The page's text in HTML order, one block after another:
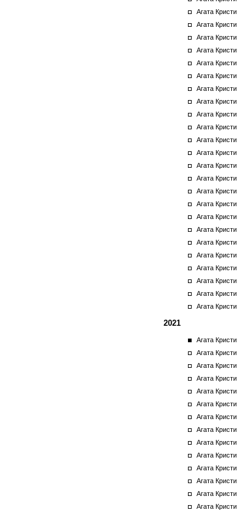
Агата Кристи
Агата Кристи
Агата Кристи
Агата Кристи
Агата Кристи
Агата Кристи
Агата Кристи
Агата Кристи
Агата Кристи
Агата Кристи
Агата Кристи
Агата Кристи
Агата Кристи
Агата Кристи
Агата Кристи
Агата Кристи
Агата Кристи
Агата Кристи
Агата Кристи
Агата Кристи
Агата Кристи
Агата Кристи
Агата Кристи
Агата Кристи
2021
Агата Кристи
Агата Кристи
Агата Кристи
Агата Кристи
Агата Кристи
Агата Кристи
Агата Кристи
Агата Кристи
Агата Кристи
Агата Кристи
Агата Кристи
Агата Кристи
Агата Кристи
Агата Кристи